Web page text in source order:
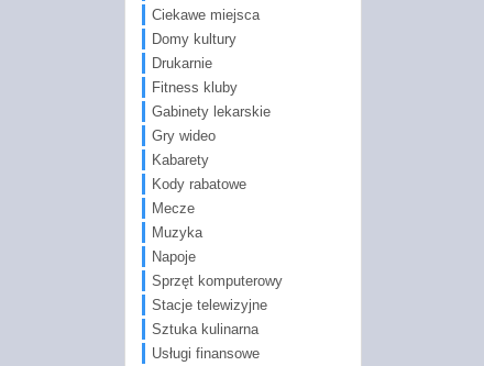
Ciekawe miejsca
Domy kultury
Drukarnie
Fitness kluby
Gabinety lekarskie
Gry wideo
Kabarety
Kody rabatowe
Mecze
Muzyka
Napoje
Sprzęt komputerowy
Stacje telewizyjne
Sztuka kulinarna
Usługi finansowe